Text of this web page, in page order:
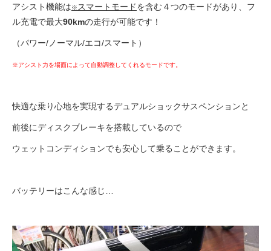
イベント
求人情報
募集中の求人情報
法人様
アシスト機能は※ スマートモードを含む４つのモードがあり、フ
ル充電で最大90kmの走行が可能です！
（パワー/ノーマル/エコ/スマート）
※アシスト力を場面によって自動調整してくれるモードです。
快適な乗り心地を実現するデュアルショックサスペンションと
前後にディスクブレーキを搭載しているので
ウェットコンディションでも安心して乗ることができます。
バッテリーはこんな感じ…